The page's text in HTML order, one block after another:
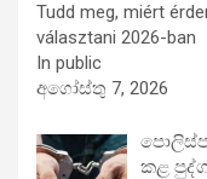
Tudd meg, miért
választani 2026-ban
In public
අගෝස්තු 7, 2026
කළ